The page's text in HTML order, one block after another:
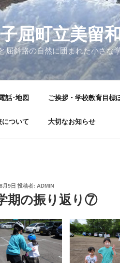
屈町立美留
屈斜路の自然に囲まれた小さな
話･地図 ご挨拶・学校教育目標
について 大切なお知らせ
月9日 投稿者: ADMIN
期の振り返り⑦